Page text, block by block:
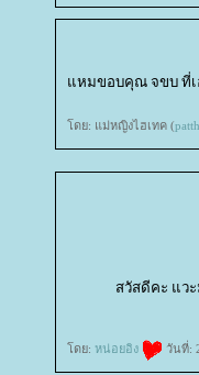
หมขอบคุณ จขบ ที่เอ
ดย: แม่หญิงไฮเทค (
สวัสดีคะ แว
ดย: หน่อยอิง วันที่: